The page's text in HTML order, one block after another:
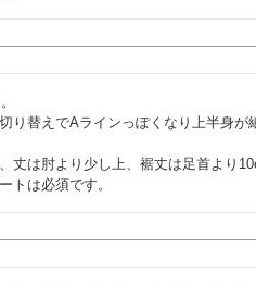
り替えでAラインっぽくなり上半身が
丈は肘より少し上、裾丈は足首より
トは必須です。